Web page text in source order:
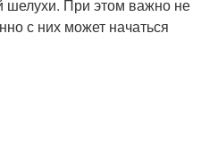
шелухи. При этом важно не
с них может начаться